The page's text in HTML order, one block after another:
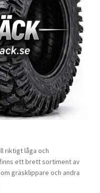
riktigt låga och
ett brett sortiment av
gräsklippare och andra